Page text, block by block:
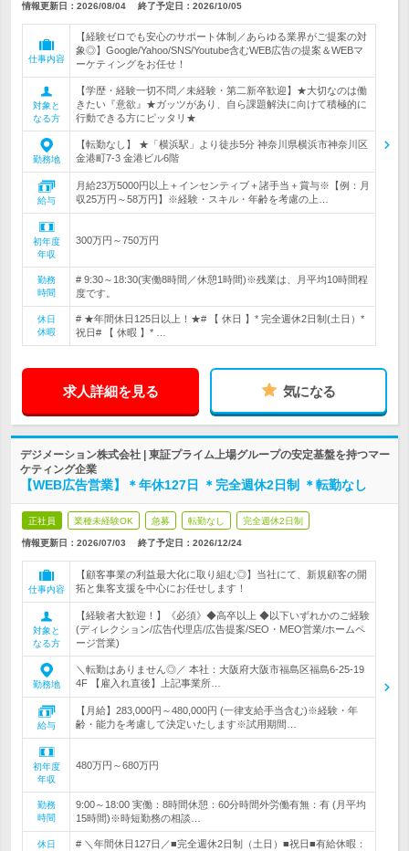
情報更新日：2026/08/04 終了予定日： 2026/10/05
仕事内容
【経験ゼロでも安心のサポート体制／あらゆる業界がご提案の対
象◎】Google/Yahoo/SNS/Youtube含むWEB広告の提案＆WEBマ
ーケティングをお任せ！
対象と
なる方
【学歴・経験一切不問／未経験・第二新卒歓迎】★大切なのは働
きたい『意欲』★ガッツがあり、自ら課題解決に向けて積極的に
行動できる方にピッタリ★
勤務地
【転勤なし】 ★「横浜駅」より徒歩5分 神奈川県横浜市神奈川区
金港町7-3 金港ビル6階
給与
月給23万5000円以上＋インセンティブ＋諸手当＋賞与※【例：月
収25万円～58万円】※経験・スキル・年齢を考慮の上…
初年度
年収
300万円～750万円
勤務
時間
# 9:30～18:30(実働8時間／休憩1時間)※残業は、月平均10時間程
度です。
休日
休暇
# ★年間休日125日以上！★# 【 休日 】* 完全週休2日制(土日）*
祝日# 【 休暇 】* …
求人詳細を見る 気になる
デジメーション株式会社 | 東証プライム上場グループの安定基盤を持つマー
ケティング企業
【WEB広告営業】＊年休127日 ＊完全週休2日制 ＊転勤なし
正社員 業種未経験OK 急募 転勤なし 完全週休2日制
情報更新日：2026/07/03 終了予定日： 2026/12/24
仕事内容
【顧客事業の利益最大化に取り組む◎】当社にて、新規顧客の開
拓と集客支援を中心にお任せします！
対象と
なる方
【経験者大歓迎！】《必須》◆高卒以上 ◆以下いずれかのご経験
(ディレクション/広告代理店/広告提案/SEO・MEO営業/ホームペ
ージ営業)
勤務地
＼転勤はありません◎／ 本社：大阪府大阪市福島区福島6-25-19
4F 【雇入れ直後】上記事業所…
給与
【月給】283,000円～480,000円 (一律支給手当含む)※経験・年
齢・能力を考慮して決定いたします※試用期間…
初年度
年収
480万円～680万円
勤務
時間
9:00～18:00 実働：8時間休憩：60分時間外労働有無：有 (月平均
15時間)※時短勤務の相談…
休日
# ＼年間休日127日／■完全週休2日制（土日）■祝日■有給休暇：